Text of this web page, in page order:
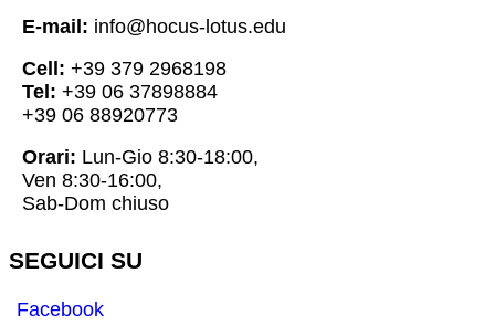
E-mail: info@hocus-lotus.edu
Cell: +39 379 2968198
Tel: +39 06 37898884
+39 06 88920773
Orari: Lun-Gio 8:30-18:00,
Ven 8:30-16:00,
Sab-Dom chiuso
SEGUICI SU
Facebook